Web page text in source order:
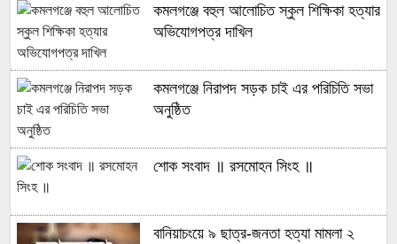
কমলগঞ্জে বহুল আলোচিত স্কুল শিক্ষিকা হত্যার
অভিযোগপত্র দাখিল
কমলগঞ্জে নিরাপদ সড়ক চাই এর পরিচিতি সভা
অনুষ্ঠিত
শোক সংবাদ ॥ রসমোহন সিংহ ॥
বানিয়াচংয়ে ৯ ছাত্র-জনতা হত্যা মামলা ২